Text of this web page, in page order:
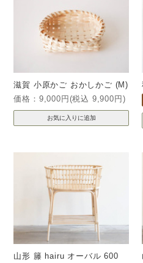
滋賀 小原かご おかしかご (M)
価格：9,000円(税込 9,900円)
山形 籐 hairu オーバル 600